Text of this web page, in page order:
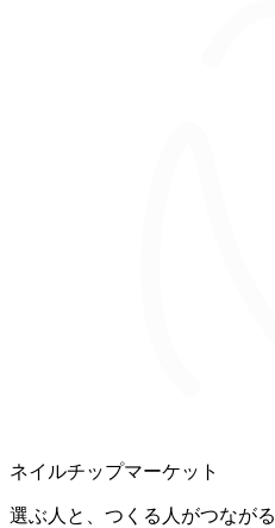
ネイルチップマーケット
選ぶ人と、つくる人がつながる